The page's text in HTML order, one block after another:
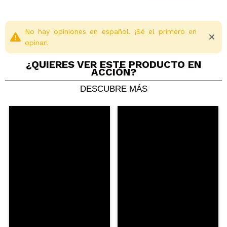
No hay opiniones en español. ¡Sé el primero en
opinar!
¿QUIERES VER ESTE PRODUCTO EN
ACCIÓN?
DESCUBRE MÁS